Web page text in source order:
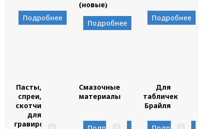
Подробнее
(новые)
Подробнее
Подробнее
Пасты,
спреи,
скотчи
для
гравировки
Смазочные
материалы
Для
табличек
Брайля